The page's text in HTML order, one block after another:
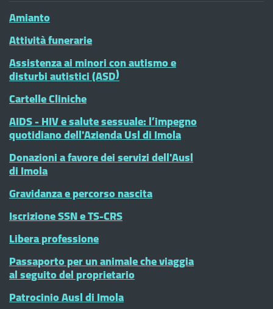
Amianto
Attività funerarie
Assistenza ai minori con autismo e
disturbi autistici (ASD)
Cartelle Cliniche
AIDS - HIV e salute sessuale: l’impegno
quotidiano dell'Azienda Usl di Imola
Donazioni a favore dei servizi dell'Ausl
di Imola
Gravidanza e percorso nascita
Iscrizione SSN e TS-CRS
Libera professione
Passaporto per un animale che viaggia
al seguito del proprietario
Patrocinio Ausl di Imola